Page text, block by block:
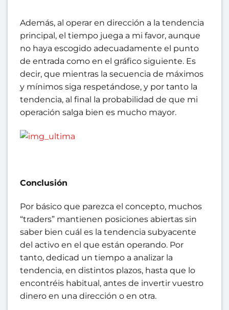
Además, al operar en dirección a la tendencia
principal, el tiempo juega a mi favor, aunque
no haya escogido adecuadamente el punto
de entrada como en el gráfico siguiente. Es
decir, que mientras la secuencia de máximos
y mínimos siga respetándose, y por tanto la
tendencia, al final la probabilidad de que mi
operación salga bien es mucho mayor.
Conclusión
Por básico que parezca el concepto, muchos
“traders” mantienen posiciones abiertas sin
saber bien cuál es la tendencia subyacente
del activo en el que están operando. Por
tanto, dedicad un tiempo a analizar la
tendencia, en distintos plazos, hasta que lo
encontréis habitual, antes de invertir vuestro
dinero en una dirección o en otra.